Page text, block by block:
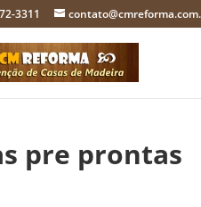
3311
pre prontas